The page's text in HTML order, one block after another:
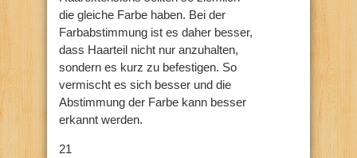
die gleiche Farbe haben. Bei der
Farbabstimmung ist es daher besser,
dass Haarteil nicht nur anzuhalten,
sondern es kurz zu befestigen. So
vermischt es sich besser und die
Abstimmung der Farbe kann besser
erkannt werden.
21